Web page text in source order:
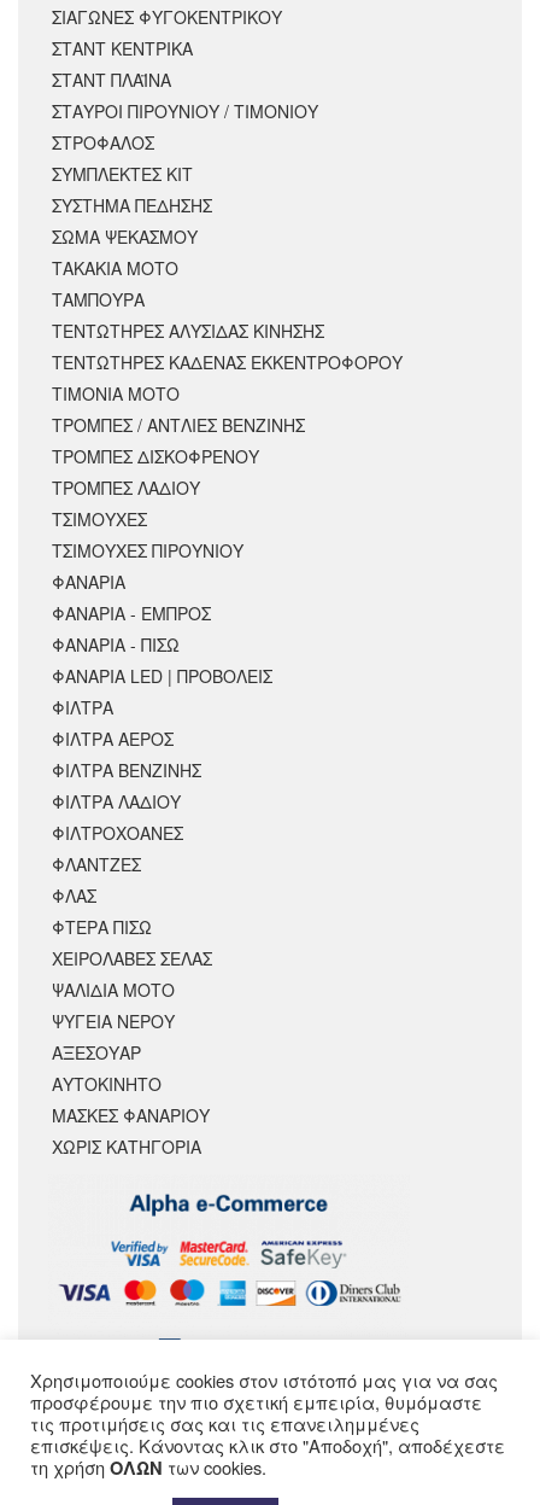
ΣΙΑΓΩΝΕΣ ΦΥΓΟΚΕΝΤΡΙΚΟΥ
ΣΤΑΝΤ ΚΕΝΤΡΙΚΑ
ΣΤΑΝΤ ΠΛΑΪΝΑ
ΣΤΑΥΡΟΙ ΠΙΡΟΥΝΙΟΥ / ΤΙΜΟΝΙΟΥ
ΣΤΡΟΦΑΛΟΣ
ΣΥΜΠΛΕΚΤΕΣ ΚΙΤ
ΣΥΣΤΗΜΑ ΠΕΔΗΣΗΣ
ΣΩΜΑ ΨΕΚΑΣΜΟΥ
ΤΑΚΑΚΙΑ ΜΟΤΟ
ΤΑΜΠΟΥΡΑ
ΤΕΝΤΩΤΗΡΕΣ ΑΛΥΣΙΔΑΣ ΚΙΝΗΣΗΣ
ΤΕΝΤΩΤΗΡΕΣ ΚΑΔΕΝΑΣ ΕΚΚΕΝΤΡΟΦΟΡΟΥ
ΤΙΜΟΝΙΑ ΜΟΤΟ
ΤΡΟΜΠΕΣ / ΑΝΤΛΙΕΣ ΒΕΝΖΙΝΗΣ
ΤΡΟΜΠΕΣ ΔΙΣΚΟΦΡΕΝΟΥ
ΤΡΟΜΠΕΣ ΛΑΔΙΟΥ
ΤΣΙΜΟΥΧΕΣ
ΤΣΙΜΟΥΧΕΣ ΠΙΡΟΥΝΙΟΥ
ΦΑΝΑΡΙΑ
ΦΑΝΑΡΙΑ - ΕΜΠΡΟΣ
ΦΑΝΑΡΙΑ - ΠΙΣΩ
ΦΑΝΑΡΙΑ LED | ΠΡΟΒΟΛΕΙΣ
ΦΙΛΤΡΑ
ΦΙΛΤΡΑ ΑΕΡΟΣ
ΦΙΛΤΡΑ ΒΕΝΖΙΝΗΣ
ΦΙΛΤΡΑ ΛΑΔΙΟΥ
ΦΙΛΤΡΟΧΟΑΝΕΣ
ΦΛΑΝΤΖΕΣ
ΦΛΑΣ
ΦΤΕΡΑ ΠΙΣΩ
ΧΕΙΡΟΛΑΒΕΣ ΣΕΛΑΣ
ΨΑΛΙΔΙΑ ΜΟΤΟ
ΨΥΓΕΙΑ ΝΕΡΟΥ
ΑΞΕΣΟΥΆΡ
ΑΥΤΟΚΙΝΗΤΟ
ΜΑΣΚΕΣ ΦΑΝΑΡΙΟΥ
ΧΩΡΊΣ ΚΑΤΗΓΟΡΊΑ
ΑΚΟΛΟΥΘΗΣΕ ΜΑΣ
Χρησιμοποιούμε cookies στον ιστότοπό μας για να σας
προσφέρουμε την πιο σχετική εμπειρία, θυμόμαστε
τις προτιμήσεις σας και τις επανειλημμένες
επισκέψεις. Κάνοντας κλικ στο "Αποδοχή", αποδέχεστε
τη χρήσηΟΛΩΝ των cookies.